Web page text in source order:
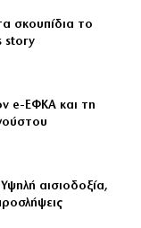
σκουπίδια το
story
e-ΕΦΚΑ και τη
αισιοδοξία,